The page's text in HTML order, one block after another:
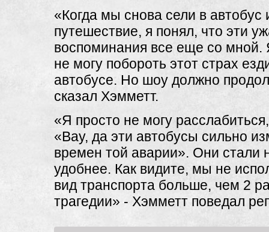
«Когда мы снова сели в автобус
путешествие, я понял, что эти
воспоминания все еще со мной.
не могу побороть этот страх
автобусе. Но шоу должно
сказал Хэмметт.
«Я просто не могу
«Вау, да эти автобусы сильно
времен той аварии». Они стали
удобнее. Как видите, мы не
вид транспорта больше, чем 2
трагедии» - Хэмметт поведал